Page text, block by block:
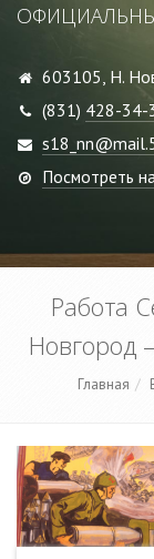
603105, Н.
(831) 428-34-
Посмотреть
Работа
Новгород
Главная